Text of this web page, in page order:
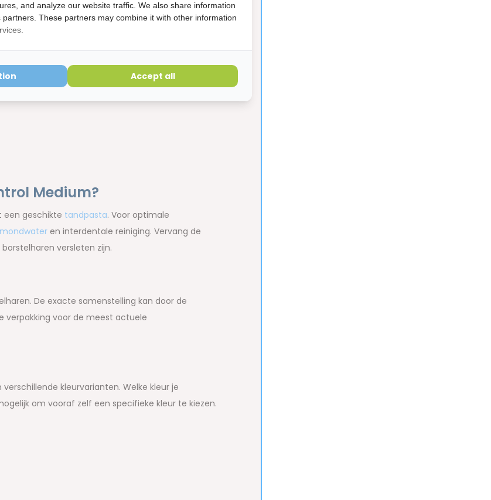
Medium?
een geschikte tandpasta. Voor optimale
mondwateren interdentale reiniging. Vervang de
versleten zijn.
De exacte samenstelling kan door de
verpakking voor de meest actuele
kleurvarianten. Welke kleur je
om vooraf zelf een specifieke kleur te kiezen.
and analyze our website traffic. We also share information
These partners may combine it with other information
Accept all